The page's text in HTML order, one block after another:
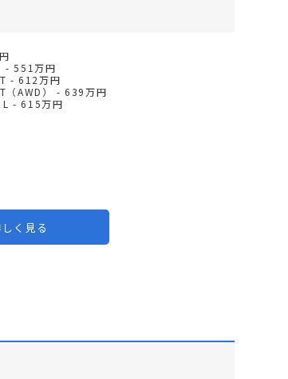
- 551万円
- 612万円
（AWD） - 639万円
- 615万円
く見る